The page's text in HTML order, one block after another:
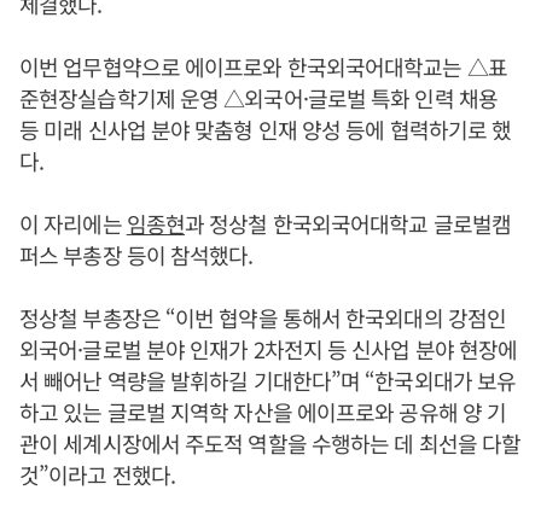
이번 업무협약으로 에이프로와 한국외국어대학교는 △표
준현장실습학기제 운영 △외국어·글로벌 특화 인력 채용
등 미래 신사업 분야 맞춤형 인재 양성 등에 협력하기로 했
다.
이 자리에는임종현과 정상철 한국외국어대학교 글로벌캠
퍼스 부총장 등이 참석했다.
정상철 부총장은 “이번 협약을 통해서 한국외대의 강점인
외국어·글로벌 분야 인재가 2차전지 등 신사업 분야 현장에
서 빼어난 역량을 발휘하길 기대한다”며 “한국외대가 보유
하고 있는 글로벌 지역학 자산을 에이프로와 공유해 양 기
관이 세계시장에서 주도적 역할을 수행하는 데 최선을 다할
것”이라고 전했다.